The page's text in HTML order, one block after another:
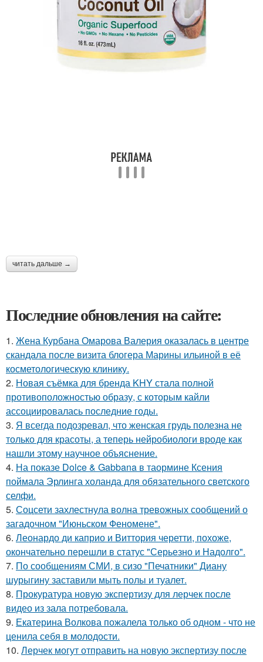
читать дальше →
Последние обновления на сайте:
1. Жена Курбана Омарова Валерия оказалась в центре
скандала после визита блогера Марины ильиной в её
косметологическую клинику.
2. Новая съёмка для бренда KHY стала полной
противоположностью образу, с которым кайли
ассоциировалась последние годы.
3. Я всегда подозревал, что женская грудь полезна не
только для красоты, а теперь нейробиологи вроде как
нашли этому научное объяснение.
4. На показе Dolce & Gabbana в таормине Ксения
поймала Эрлинга холанда для обязательного светского
селфи.
5. Соцсети захлестнула волна тревожных сообщений о
загадочном "Июньском Феномене".
6. Леонардо ди каприо и Виттория черетти, похоже,
окончательно перешли в статус "Серьезно и Надолго".
7. По сообщениям СМИ, в сизо "Печатники" Диану
шурыгину заставили мыть полы и туалет.
8. Прокуратура новую экспертизу для лерчек после
видео из зала потребовала.
9. Екатерина Волкова пожалела только об одном - что не
ценила себя в молодости.
10. Лерчек могут отправить на новую экспертизу после